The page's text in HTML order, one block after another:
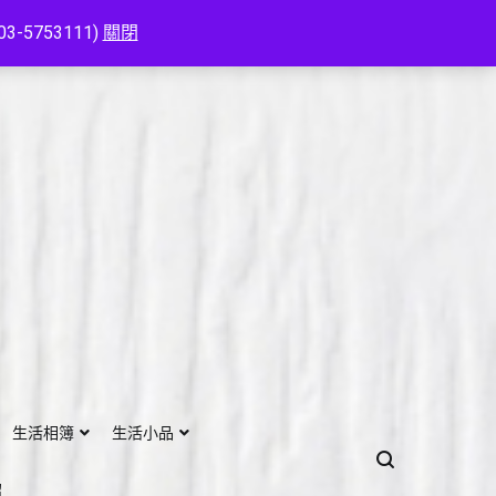
5753111) 關閉
生活相簿 生活小品